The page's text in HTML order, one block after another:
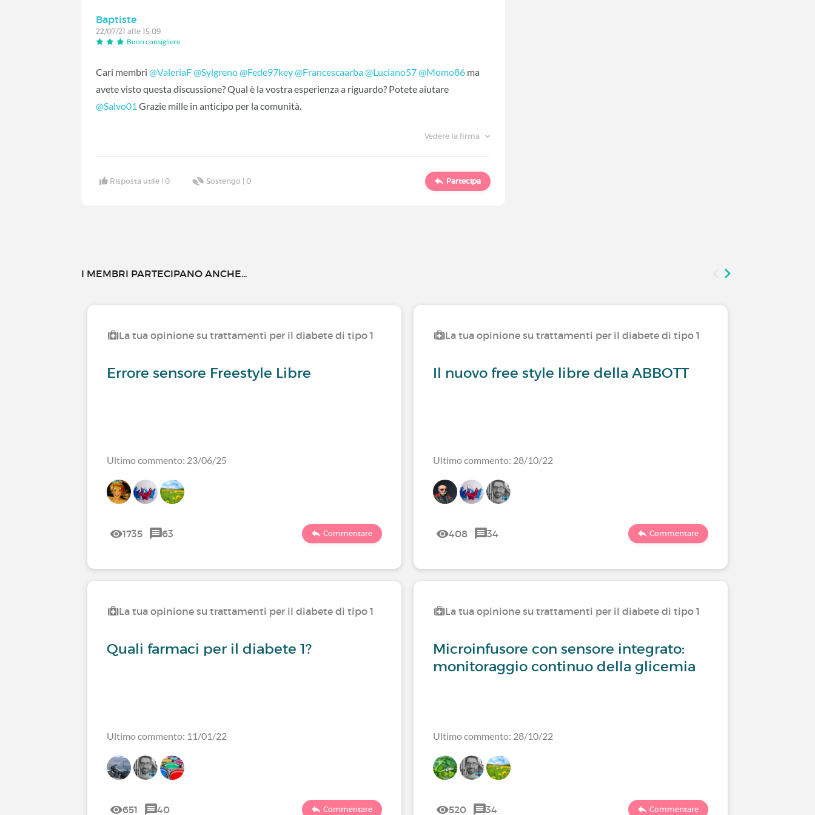
Baptiste
22/07/21 alle 15:09
Buon consigliere
Cari membri@ValeriaF‍@Sylgreno‍@Fede97key‍@Francescaarba‍@Luciano57‍@Momo86 ‍ ma‍
avete visto questa discussione? Qual è la vostra esperienza a riguardo? Potete aiutare
@Salvo01 ‍ Grazie mille in anticipo per la comunità.
Vedere la firma
Risposta utile |0 Sostengo |0 Partecipa
I MEMBRI PARTECIPANO ANCHE...
La tua opinione su trattamenti per il diabete di tipo 1
Errore sensore Freestyle Libre
Ultimo commento: 23/06/25
1735 63 Commentare
La tua opinione su trattamenti per il diabete di tipo 1
Quali farmaci per il diabete 1?
Ultimo commento: 11/01/22
651 40 Commentare
La tua opinione su trattamenti per il diabete di tipo 1
Il nuovo free style libre della ABBOTT
Ultimo commento: 28/10/22
408 34 Commentare
La tua opinione su trattamenti per il diabete di tipo 1
Microinfusore con sensore integrato:
monitoraggio continuo della glicemia
Ultimo commento: 28/10/22
520 34 Commentare